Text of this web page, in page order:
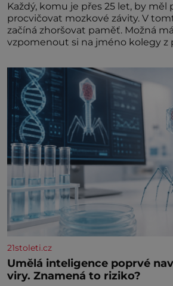
Každý, komu je přes 25 let, by měl
procvičovat mozkové závity. V
začíná zhoršovat paměť. Možná
vzpomenout si na jméno kolegy z
nedávno přečetli. Je to opravdu
kdyby se paměť rozhodla
21stoleti.cz
Umělá inteligence poprvé
viry. Znamená to riziko?